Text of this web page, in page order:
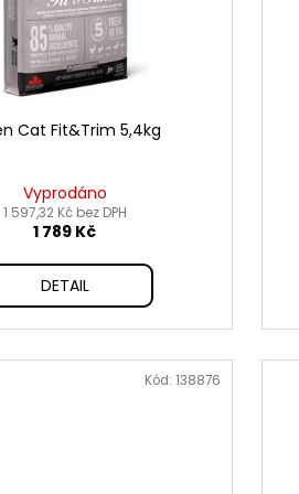
Cat Fit&Trim 5,4kg
Vyprodáno
1 597,32 Kč bez DPH
1 789 Kč
DETAIL
Kód: 138876